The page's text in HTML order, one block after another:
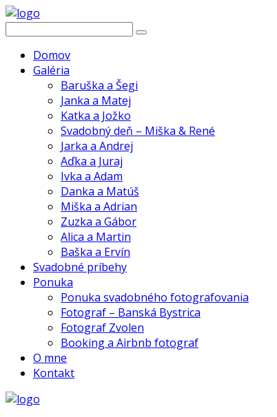
Domov
Galéria
Baruška a Šegi
Janka a Matej
Katka a Jožko
Svadobný deň – Miška & René
Jarka a Andrej
Aďka a Juraj
Ivka a Adam
Danka a Matúš
Miška a Adrian
Zuzka a Gábor
Alica a Martin
Baška a Ervín
Svadobné príbehy
Ponuka
Ponuka svadobného fotografovania
Fotograf – Banská Bystrica
Fotograf Zvolen
Booking a Airbnb fotograf
O mne
Kontakt